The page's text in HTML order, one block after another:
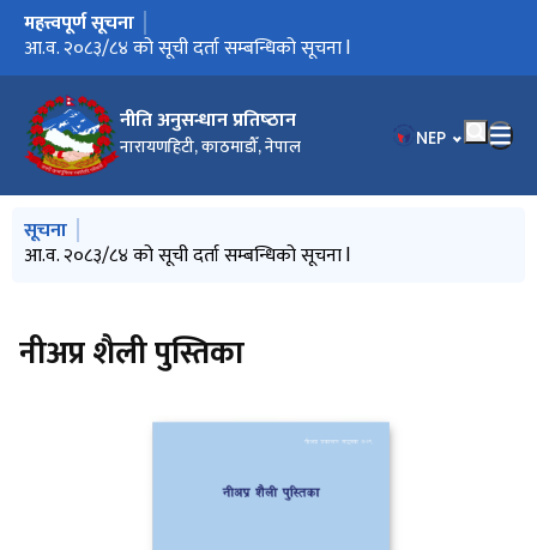
नीति अनुसन्धान प्रतिष्‍ठान
नारायणहिटी, काठमाडौँ, नेपाल भाषा चयन गर्नुहोस्
NEP
मुख्य नेभिगेसनमा जानुहोस्
महत्त्वपूर्ण सूचना
आ.व. २०८३/८४ को सूची दर्ता सम्बन्धिको सूचना l
मुख्य नेभिगेसनमा जानुहोस्
सूचना
आ.व. २०८३/८४ को सूची दर्ता सम्बन्धिको सूचना l
नीअप्र शैली पुस्तिका